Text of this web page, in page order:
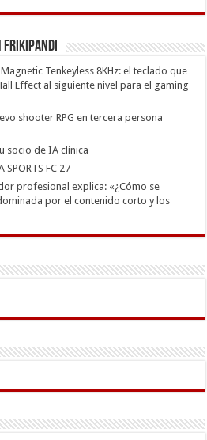
Frikipandi
Tenkeyless 8KHz: el teclado que
Effect al siguiente nivel para el gaming
shooter RPG en tercera persona
socio de IA clínica
FC 27
profesional explica: «¿Cómo se
por el contenido corto y los